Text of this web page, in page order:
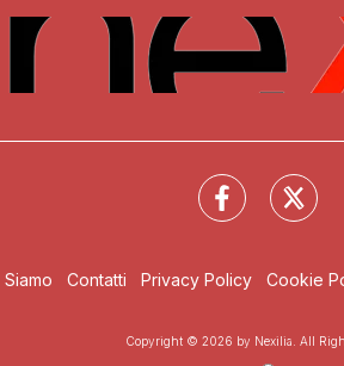
Siamo Contatti Privacy Policy Cookie
Copyright © 2026 by Nexilia. All